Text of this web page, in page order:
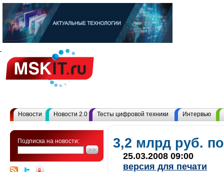
Новости Новости 2.0 Тесты цифровой техники Интервью
Подписка на новости: 3,2 млрд руб.
25.03.2008 09:00
версия для печати